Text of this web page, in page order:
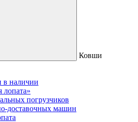
Ковши
в наличии
погрузчиков
доставочных машин